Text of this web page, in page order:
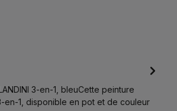
3-en-1, bleuCette peinture
en-1, disponible en pot et de couleur